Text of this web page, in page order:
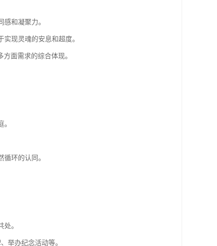
和凝聚力。
现灵魂的安息和超度。
面需求的综合体现。
环的认同。
。
举办纪念活动等。